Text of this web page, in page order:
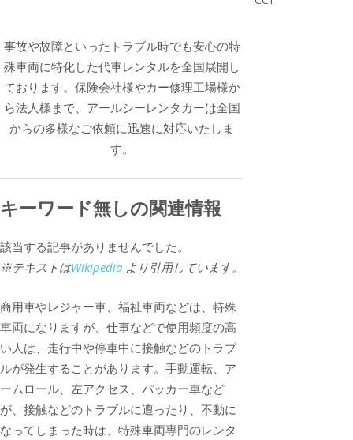
事故や故障といったトラブル時でも安心の特
殊車両に特化した代車レンタルを全国展開し
ております。保険会社様やカー修理工場様か
ら法人様まで、アールシーレンタカーは全国
からの多様なご依頼に迅速に対応いたしま
す。
キーワード無しの関連情報
該当する記事がありませんでした。
※テキストはWikipedia より引用しています。
商用車やレジャー車、福祉車両などは、特殊
車両になりますが、仕事などで使用頻度の高
い人は、走行中や停車中に接触などのトラブ
ルが発生することがあります。手動運転、ア
ームロール、左アクセス、パッカー車など
が、接触などのトラブルに遭ったり、不動に
なってしまった時は、特殊車両専門のレンタ